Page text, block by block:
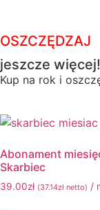
OSZCZĘDZAJ
jeszcze więcej!
Kup na rok i
Abonament
Skarbiec
39.00zł (37.14zł netto) /